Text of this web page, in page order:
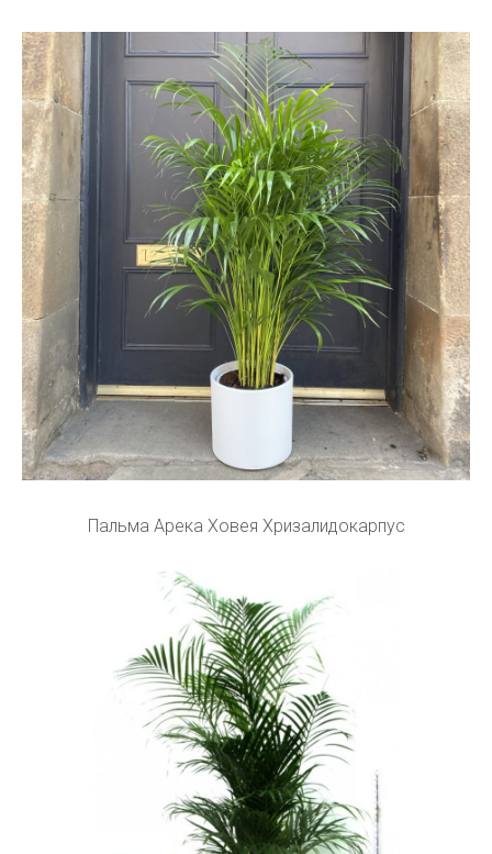
Пальма Арека Ховея Хризалидокарпус